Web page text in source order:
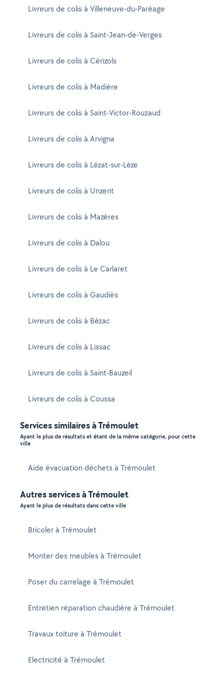
Livreurs de colis à Villeneuve-du-Paréage
Livreurs de colis à Saint-Jean-de-Verges
Livreurs de colis à Cérizols
Livreurs de colis à Madière
Livreurs de colis à Saint-Victor-Rouzaud
Livreurs de colis à Arvigna
Livreurs de colis à Lézat-sur-Lèze
Livreurs de colis à Unzent
Livreurs de colis à Mazères
Livreurs de colis à Dalou
Livreurs de colis à Le Carlaret
Livreurs de colis à Gaudiès
Livreurs de colis à Bézac
Livreurs de colis à Lissac
Livreurs de colis à Saint-Bauzeil
Livreurs de colis à Coussa
Services similaires à Trémoulet
Ayant le plus de résultats et étant de la même catégorie, pour cette
ville
Aide évacuation déchets à Trémoulet
Autres services à Trémoulet
Ayant le plus de résultats dans cette ville
Bricoler à Trémoulet
Monter des meubles à Trémoulet
Poser du carrelage à Trémoulet
Entretien réparation chaudière à Trémoulet
Travaux toiture à Trémoulet
Electricité à Trémoulet